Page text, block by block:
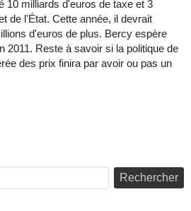
10 milliards d'euros de taxe et 3
de l'État. Cette année, il devrait
d'euros de plus. Bercy espère
2011. Reste à savoir si la politique de
des prix finira par avoir ou pas un
Rechercher